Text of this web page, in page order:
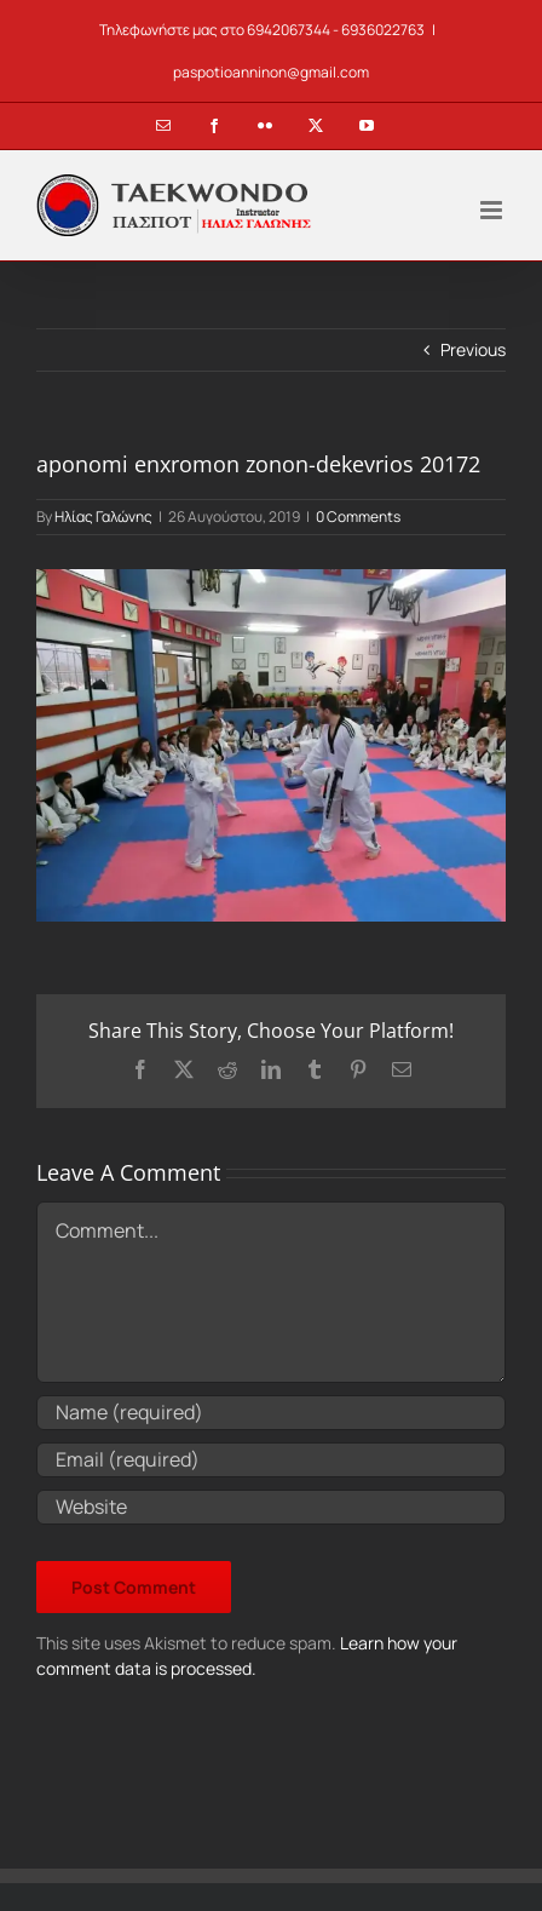
Τηλεφωνήστε μας στο 6942067344 - 6936022763 |
paspotioanninon@gmail.com
Email FacebookFlickr YouTube
Previous
aponomi enxromon zonon-dekevrios 20172
ByΗλίας Γαλώνης | 26 Αυγούστου, 2019 | 0 Comments
Share This Story, Choose Your Platform!
Facebook RedditLinkedInTumblr PinterestEmail
Leave A Comment
Comment
This site uses Akismet to reduce spam. Learn how your
comment data is processed.